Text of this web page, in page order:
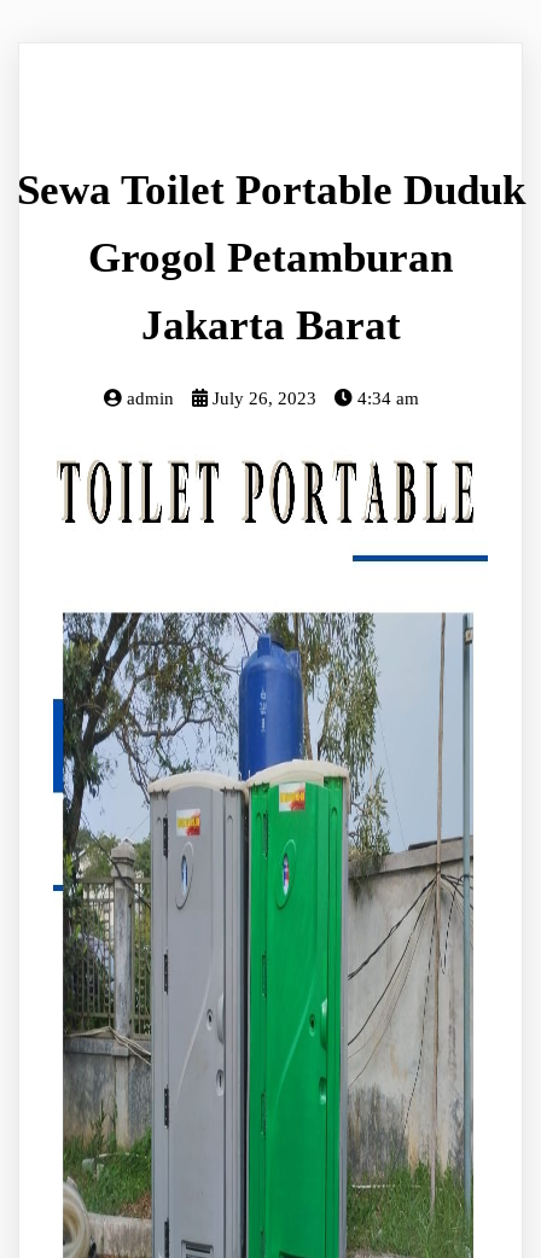
Sewa Toilet Portable Duduk
Grogol Petamburan
Jakarta Barat
admin July 26, 2023 4:34 am